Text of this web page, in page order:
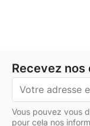
Recevez
Vous pouvez vous
pour cela nos